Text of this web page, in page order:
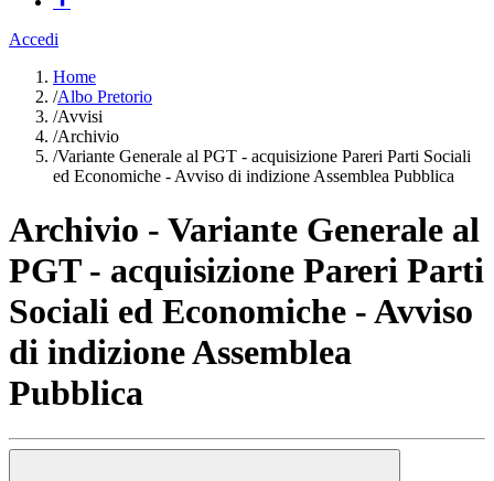
Accedi
Home
/Albo Pretorio
/Avvisi
/Archivio
/Variante Generale al PGT - acquisizione Pareri Parti Sociali
ed Economiche - Avviso di indizione Assemblea Pubblica
Archivio - Variante Generale al
PGT - acquisizione Pareri Parti
Sociali ed Economiche - Avviso
di indizione Assemblea
Pubblica